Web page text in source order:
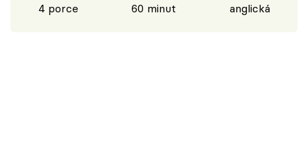
4 porce 60 minut anglická